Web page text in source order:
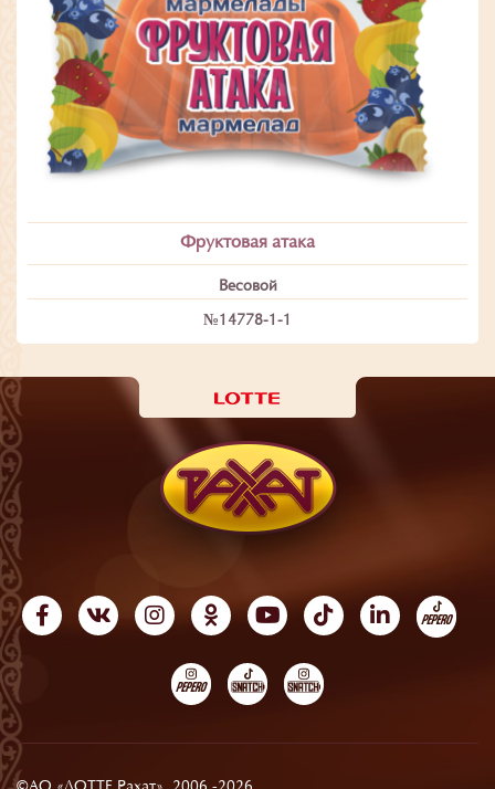
Фруктовая атака
Весовой
№14778-1-1